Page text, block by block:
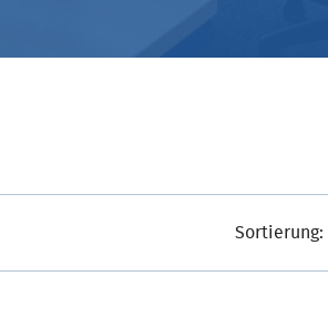
Sortierung: